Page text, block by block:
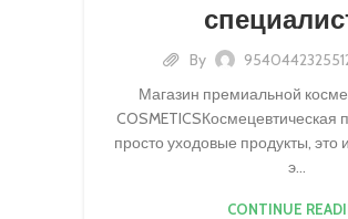
By
Магазин премиальной
COSMETICSКосмецевтическая
просто уходовые продукты, это
э...
CONTINUE